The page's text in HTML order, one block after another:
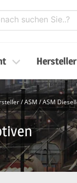
Hersteller
/ASM /ASM